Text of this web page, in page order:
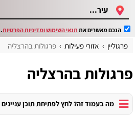
הנכם מאשרים את תנאי השימושומדיניות הפרטיות.
פרגוליין אזורי פעילות פרגולות בהרצליה
פרגולות בהרצליה
מה בעמוד זה? לחץ לפתיחת תוכן עניינים